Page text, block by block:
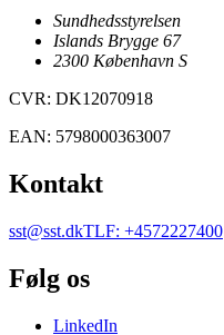
Sundhedsstyrelsen
Islands Brygge 67
2300 København S
CVR: DK12070918
EAN: 5798000363007
Kontakt
sst@sst.dkTLF: +4572227400
Følg os
LinkedIn